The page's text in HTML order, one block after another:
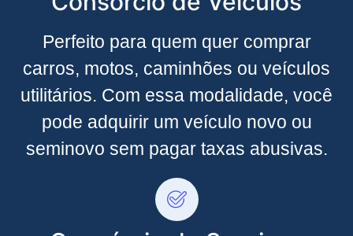
Perfeito para quem quer comprar
carros, motos, caminhões ou veículos
utilitários. Com essa modalidade, você
pode adquirir um veículo novo ou
seminovo sem pagar taxas abusivas.